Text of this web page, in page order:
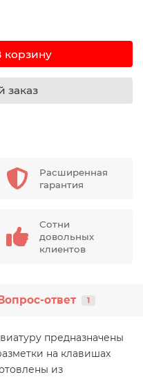
корзину
заказ
Расширенная
гарантия
Сотни
довольных
клиентов
Вопрос-ответ 1
предназначены
на клавишах
из